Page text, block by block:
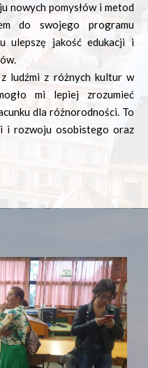
nowych pomysłów i metod
do swojego programu
ulepszę jakość edukacji i
ludźmi z różnych kultur w
mi lepiej zrozumieć
dla różnorodności. To
i rozwoju osobistego oraz